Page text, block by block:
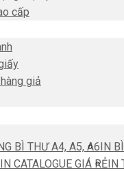
cấp
giả
BÌ THƯ A4, A5, A6IN
IN CATALOGUE GIÁ RẺIN